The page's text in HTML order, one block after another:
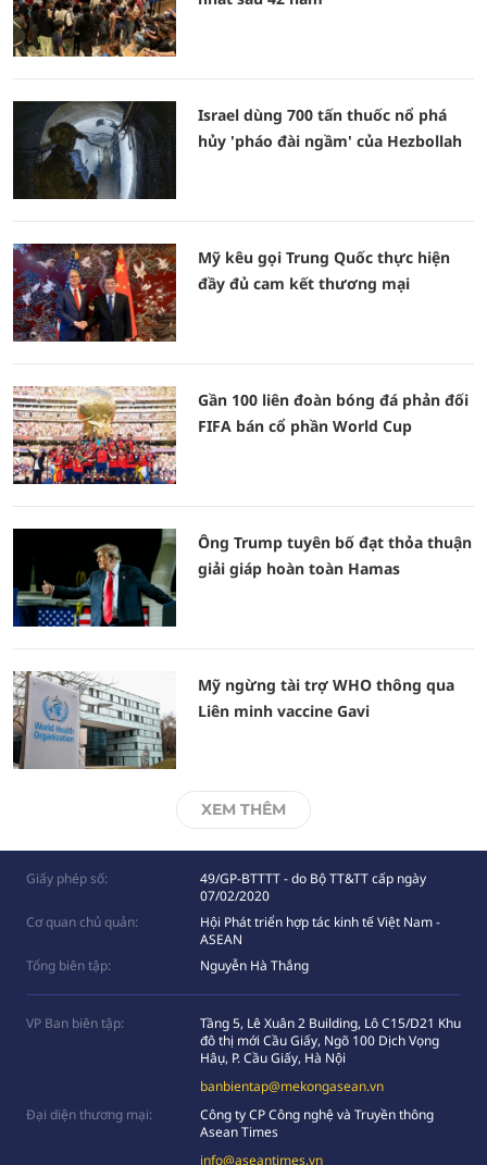
Israel dùng 700 tấn thuốc nổ phá
hủy 'pháo đài ngầm' của Hezbollah
Mỹ kêu gọi Trung Quốc thực hiện
đầy đủ cam kết thương mại
Gần 100 liên đoàn bóng đá phản đối
FIFA bán cổ phần World Cup
Ông Trump tuyên bố đạt thỏa thuận
giải giáp hoàn toàn Hamas
Mỹ ngừng tài trợ WHO thông qua
Liên minh vaccine Gavi
XEM THÊM
Giấy phép số:
49/GP-BTTTT - do Bộ TT&TT cấp ngày
07/02/2020
Cơ quan chủ quản:
Hội Phát triển hợp tác kinh tế Việt Nam -
ASEAN
Tổng biên tập:
Nguyễn Hà Thắng
VP Ban biên tập:
Tầng 5, Lê Xuân 2 Building, Lô C15/D21 Khu
đô thị mới Cầu Giấy, Ngõ 100 Dịch Vọng
Hâụ, P. Cầu Giấy, Hà Nội
banbientap@mekongasean.vn
Đại diện thương mại:
Công ty CP Công nghệ và Truyền thông
Asean Times
info@aseantimes.vn